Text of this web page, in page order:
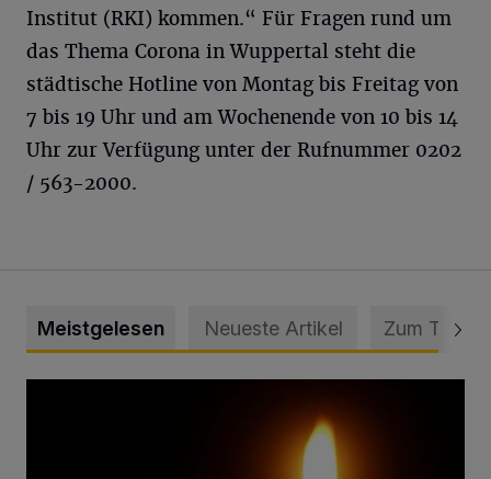
Institut (RKI) kommen.“ Für Fragen rund um
das Thema Corona in Wuppertal steht die
städtische Hotline von Montag bis Freitag von
7 bis 19 Uhr und am Wochenende von 10 bis 14
Uhr zur Verfügung unter der Rufnummer 0202
/ 563-2000.
Meistgelesen Neueste Artikel Zum Thema